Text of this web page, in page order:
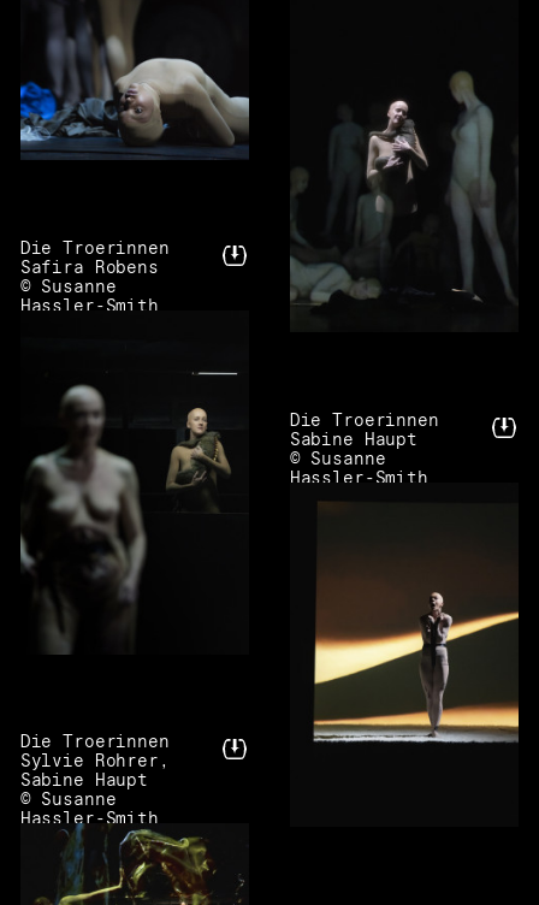
Die Troerinnen
Safira Robens
© Susanne
Hassler-Smith
Die Troerinnen
Sabine Haupt
© Susanne
Hassler-Smith
Die Troerinnen
Sylvie Rohrer,
Sabine Haupt
© Susanne
Hassler-Smith